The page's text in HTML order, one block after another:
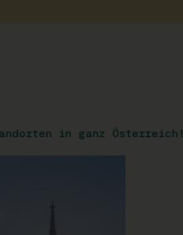
in ganz Österreich!